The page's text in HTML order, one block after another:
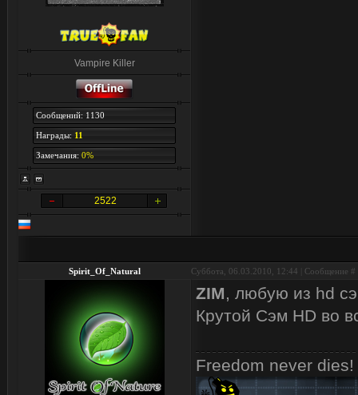
Vampire Killer
Сообщений: 1130
Награды: 11
Замечания: 0%
2522
Spirit_Of_Natural Суббота, 06.03.2010, 12:44 | Сообщение #
ZIM, любую из hd
Крутой Сэм HD во
Freedom never dies!